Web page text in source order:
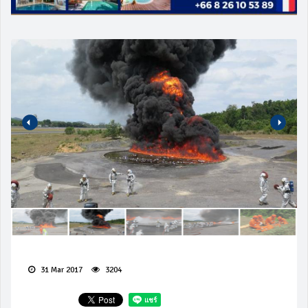
Campagne de sécurité routière ‘Seven Days of Danger’ de
31 Mar 2017 3204